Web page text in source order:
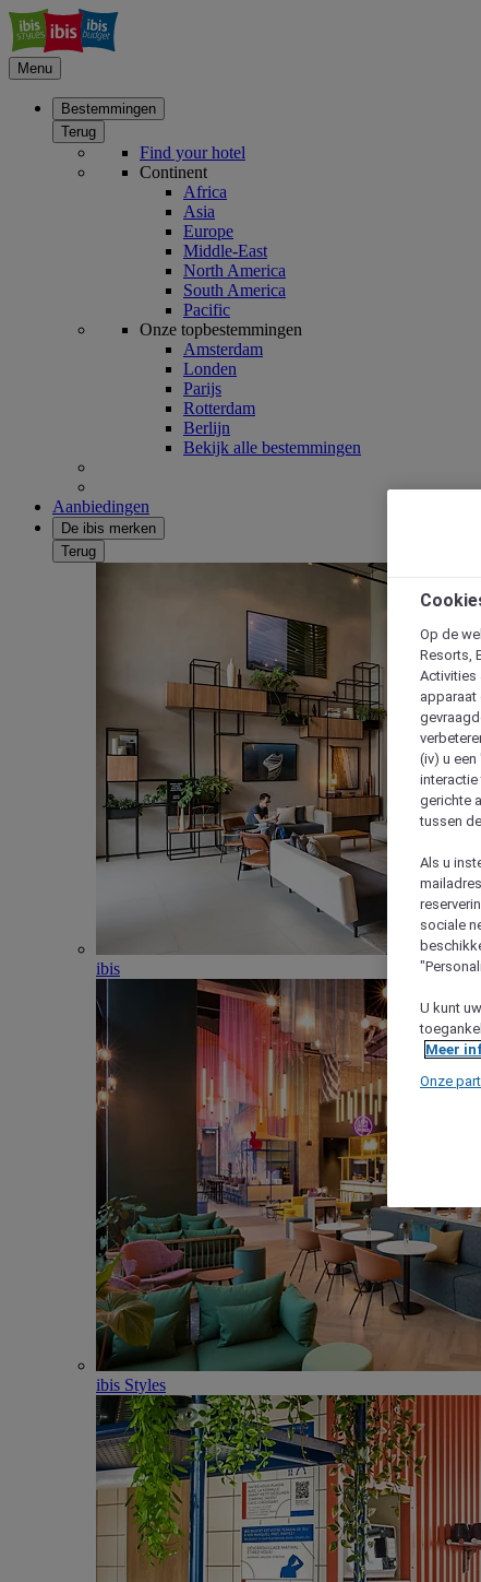
Menu
Bestemmingen
Terug
Find your hotel
Continent
Africa
Asia
Europe
Middle-East
North America
South America
Pacific
Onze topbestemmingen
Amsterdam
Londen
Parijs
Rotterdam
Berlijn
Bekijk alle bestemmingen
Aanbiedingen
De ibis merken
Terug
ibis
ibis Styles
Op de
Resorts,
Activities
apparaat
(iv) u
interactie
gerichte
tussen
Als u
sociale
U kunt
Meer
Onze